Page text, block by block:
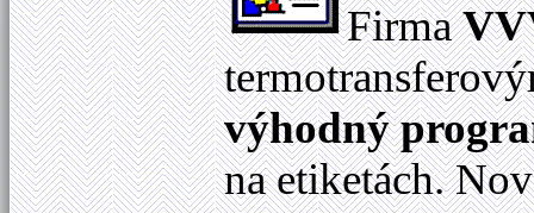
Firma
výhodný
na etiketách.